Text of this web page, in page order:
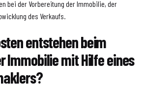
bei der Vorbereitung der Immobilie, der
des Verkaufs.
entstehen beim
Immobilie mit Hilfe eines